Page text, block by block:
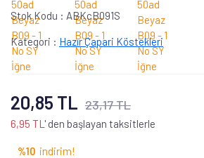
Stok Kodu : ABKcB091S
Kategori : Hazır Çapari Köstekleri
20,85 TL 23,17 TL
6,95 TL ' den başlayan taksitlerle
%10 indirim!